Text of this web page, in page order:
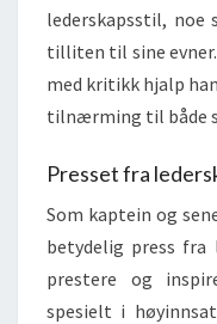
lederskapsstil,
tilliten til sine
med kritikk hjalp
tilnærming til både
Presset fra
Som kaptein og
betydelig press fra
prestere og
spesielt i